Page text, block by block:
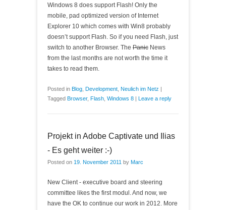
Windows 8 does support Flash! Only the
mobile, pad optimized version of Internet
Explorer 10 which comes with Win8 probably
doesn’t support Flash. So if you need Flash, just
switch to another Browser. The Panic News
from the last months are not worth the time it
takes to read them.
Posted in Blog Development Neulich im Netz |
Tagged Browser, Flash Windows 8 | Leave a reply
Projekt in Adobe Captivate und Ilias
- Es geht weiter :-)
Posted on 19. November 2011 by Marc
New Client - executive board and steering
committee likes the first modul. And now, we
have the OK to continue our work in 2012. More